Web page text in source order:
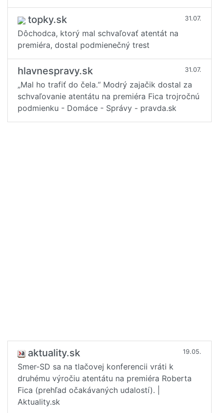
topky.sk 31.07.
Dôchodca, ktorý mal schvaľovať atentát na
premiéra, dostal podmienečný trest
hlavnespravy.sk 31.07.
„Mal ho trafiť do čela.“ Modrý zajačik dostal za
schvaľovanie atentátu na premiéra Fica trojročnú
podmienku - Domáce - Správy - pravda.sk
aktuality.sk 19.05.
Smer-SD sa na tlačovej konferencii vráti k
druhému výročiu atentátu na premiéra Roberta
Fica (prehľad očakávaných udalostí). |
Aktuality.sk